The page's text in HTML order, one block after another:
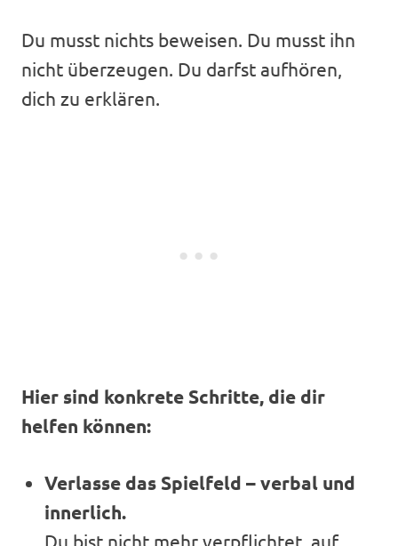
Du musst nichts beweisen. Du musst ihn
nicht überzeugen. Du darfst aufhören,
dich zu erklären.
Hier sind konkrete Schritte, die dir
helfen können:
Verlasse das Spielfeld – verbal und
innerlich.
Du bist nicht mehr verpflichtet, auf